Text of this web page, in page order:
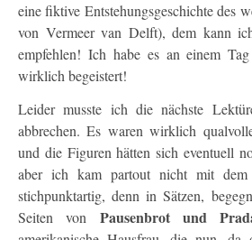
eine fiktive Entstehungsgeschichte des
von Vermeer van Delft), dem kann
empfehlen! Ich habe es an einem
wirklich begeistert!
Leider musste ich die nächste
abbrechen. Es waren wirklich
und die Figuren hätten sich eventuell
aber ich kam partout nicht mit dem
stichpunktartig, denn in Sätzen,
Seiten von Pausenbrot und